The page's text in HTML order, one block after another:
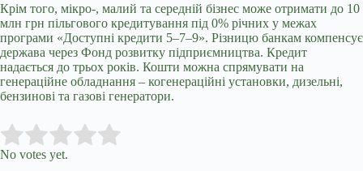
Крім того, мікро-, малий та середній бізнес може отримати до 10
млн грн пільгового кредитування під 0% річних у межах
програми «Доступні кредити 5–7–9». Різницю банкам компенсує
держава через Фонд розвитку підприємництва. Кредит
надається до трьох років. Кошти можна спрямувати на
генераційне обладнання – когенераційні установки, дизельні,
бензинові та газові генератори.
Rate this item:
No votes yet.